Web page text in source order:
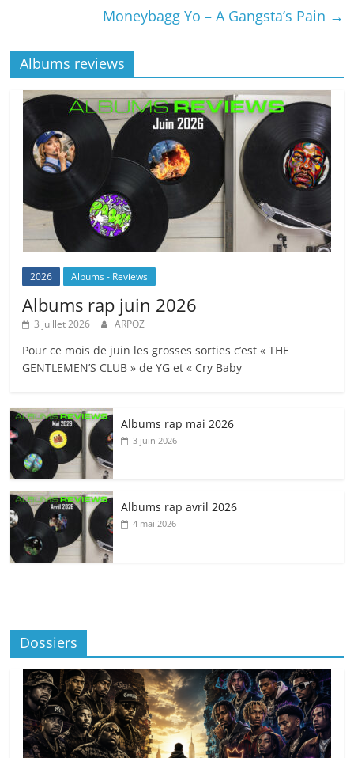
Moneybagg Yo – A Gangsta’s Pain →
Albums reviews
2026 Albums - Reviews
Albums rap juin 2026
3 juillet 2026 ARPOZ
Pour ce mois de juin les grosses sorties c’est « THE
GENTLEMEN’S CLUB » de YG et « Cry Baby
Albums rap mai 2026
3 juin 2026
Albums rap avril 2026
4 mai 2026
Dossiers